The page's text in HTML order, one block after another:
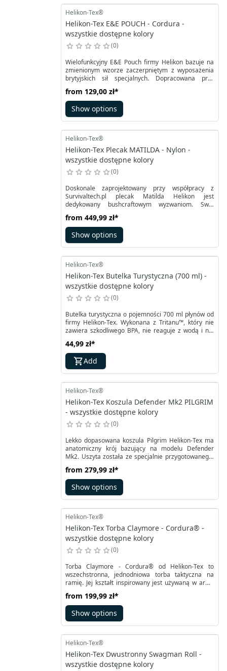
Helikon-Tex®
Helikon-Tex E&E POUCH - Cordura -
wszystkie dostępne kolory
0
Wielofunkcyjny E&E Pouch firmy Helikon bazuje na
zmienionym wzorze zaczerpniętym z wyposażenia
brytyjskich sił specjalnych. Dopracowana przy
konstrukcja została uszyta z odpornej tkaniny
Cordura®. Sprawdza się doskonale w trakcie
wycieczek, działań w terenie czy podczas podróży.
System mocowania do pasa, zgodny również z
ściankach torby.
from 129,00 zł*
Show options
Helikon-Tex®
Helikon-Tex Plecak MATILDA - Nylon -
wszystkie dostępne kolory
0
Doskonale zaprojektowany przy współpracy z
Survivaltech.pl plecak Matilda Helikon jest
dedykowany bushcraftowym wyzwaniom. Swój
Połączenie tkaniny Cordura® 500D jako
wzmocnienie oraz nylonu 210D pozwoliło na
uzyskanie optymalnej wagi i wytrzymałości.
Przenoszenie umożliwia trwały uchwyt u góry,
piersiowy.
from 449,99 zł*
Show options
Helikon-Tex®
Helikon-Tex Butelka Turystyczna (700 ml) -
wszystkie dostępne kolory
0
Butelka turystyczna o pojemności 700 ml płynów od
firmy Helikon-Tex. Wykonana z Tritanu™, który nie
zawiera szkodliwego BPA, nie reaguje z wodą i nie
tworzywo, odporne na niskie i wysokie temperatury
od - 10 do 90°C. Szeroki wlew butelki turystycznej
chroni przed szybkim zamarznięciem zawartości.
Pozwala też na swobodne czerpanie wody z
podczas przygotowywania posiłku.
44,99 zł*
Add
Helikon-Tex®
Helikon-Tex Koszula Defender Mk2 PILGRIM
- wszystkie dostępne kolory
0
Lekko dopasowana koszula Pilgrim Helikon-Tex ma
anatomiczny krój bazujący na modelu Defender
Mk2. Uszyta została ze specjalnie przygotowanego,
poliestrowo-nylonowego z dodatkiem DuPont™
Sorona®. To najwytrzymalsza koszula z dostępnych
w ofercie modeli, a jednocześnie zapewnia dobry
przepływ powietrza i wysoką estetykę.
from 279,99 zł*
Show options
Helikon-Tex®
Helikon-Tex Torba Claymore - Cordura® -
wszystkie dostępne kolory
0
Torba Claymore - Cordura® od Helikon-Tex to
wszechstronna, jednodniowa torba taktyczna na
ramię. Jej kształt inspirowany jest używaną w armii
przeciwpiechotnej M18A1, znaną jako Claymore.
Jednak nasza wersja torebki Claymore to znacznie
bardziej wszechstronny produkt, idealny nie tylko do
bushcraftu i turystyki, ale także innych aktywności
from 199,99 zł*
Show options
Helikon-Tex®
Helikon-Tex Dwustronny Swagman Roll -
wszystkie dostępne kolory